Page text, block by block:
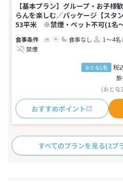
【基本プラン】グループ・お子様
らんを楽しむ／パッケージ【スタ
53平米 ※禁煙・ペット不可(1名
食事なし 1～4名
禁煙
おとな1名 税
(おとな
おすすめポイント
すべてのプランを見る(2プ